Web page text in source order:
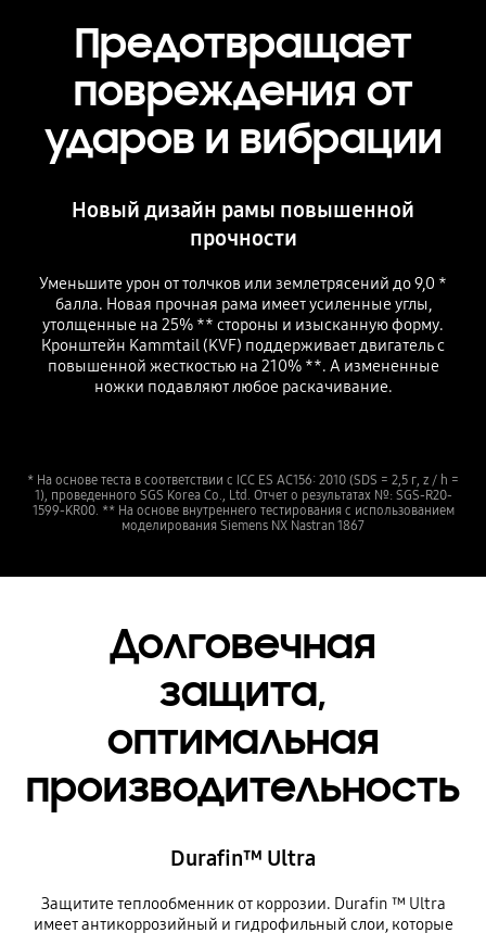
Предотвращает
повреждения от
ударов и вибрации
Новый дизайн рамы повышенной
прочности
Уменьшите урон от толчков или землетрясений до 9,0 *
балла. Новая прочная рама имеет усиленные углы,
утолщенные на 25% ** стороны и изысканную форму.
Кронштейн Kammtail (KVF) поддерживает двигатель с
повышенной жесткостью на 210% **. А измененные
ножки подавляют любое раскачивание.
* На основе теста в соответствии с ICC ES AC156: 2010 (SDS = 2,5 г, z / h =
1), проведенного SGS Korea Co., Ltd. Отчет о результатах №: SGS-R20-
1599-KR00. ** На основе внутреннего тестирования с использованием
моделирования Siemens NX Nastran 1867
Долговечная
защита,
оптимальная
производительность
Durafin™ Ultra
Защитите теплообменник от коррозии. Durafin ™ Ultra
имеет антикоррозийный и гидрофильный слои, которые